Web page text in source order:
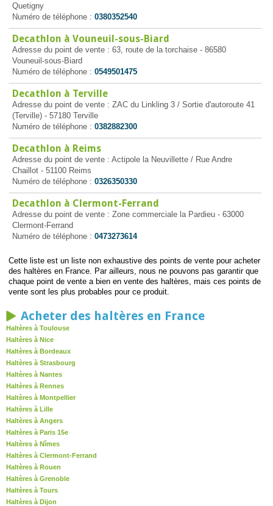
Quetigny
Numéro de téléphone : 0380352540
Decathlon à Vouneuil-sous-Biard
Adresse du point de vente : 63, route de la torchaise - 86580
Vouneuil-sous-Biard
Numéro de téléphone : 0549501475
Decathlon à Terville
Adresse du point de vente : ZAC du Linkling 3 / Sortie d'autoroute 41
(Terville) - 57180 Terville
Numéro de téléphone : 0382882300
Decathlon à Reims
Adresse du point de vente : Actipole la Neuvillette / Rue Andre
Chaillot - 51100 Reims
Numéro de téléphone : 0326350330
Decathlon à Clermont-Ferrand
Adresse du point de vente : Zone commerciale la Pardieu - 63000
Clermont-Ferrand
Numéro de téléphone : 0473273614
Cette liste est un liste non exhaustive des points de vente pour acheter
des haltères en France. Par ailleurs, nous ne pouvons pas garantir que
chaque point de vente a bien en vente des haltères, mais ces points de
vente sont les plus probables pour ce produit.
Acheter des haltères en France
Haltères à Toulouse
Haltères à Nice
Haltères à Bordeaux
Haltères à Strasbourg
Haltères à Nantes
Haltères à Rennes
Haltères à Montpellier
Haltères à Lille
Haltères à Angers
Haltères à Paris 15e
Haltères à Nîmes
Haltères à Clermont-Ferrand
Haltères à Rouen
Haltères à Grenoble
Haltères à Tours
Haltères à Dijon